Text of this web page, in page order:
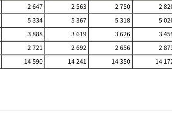
2 647 2 563 2 750 2
5 334 5 367 5 318 5
3 888 3 619 3 626 3
2 721 2 692 2 656 2
14 590 14 241 14 350 14